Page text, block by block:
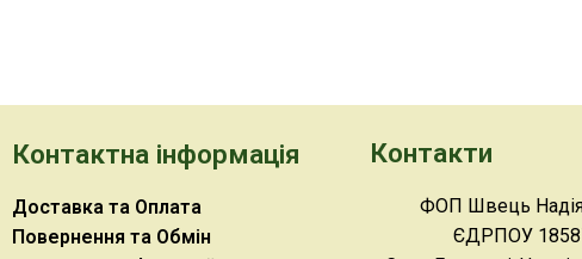
Контактна інформація
Доставка та Оплата
Повернення та Обмін
Контакти
ФОП Швець Надія
ЄДРПОУ